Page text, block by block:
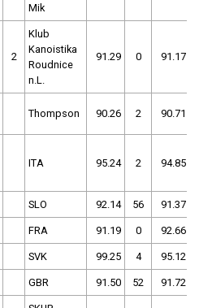
Mik
2
Klub
Kanoistika
Roudnice
n.L.
91.29 0 91.17
Thompson 90.26 2 90.71
ITA 95.24 2 94.85
SLO 92.14 56 91.37
FRA 91.19 0 92.66
SVK 99.25 4 95.12
GBR 91.50 52 91.72